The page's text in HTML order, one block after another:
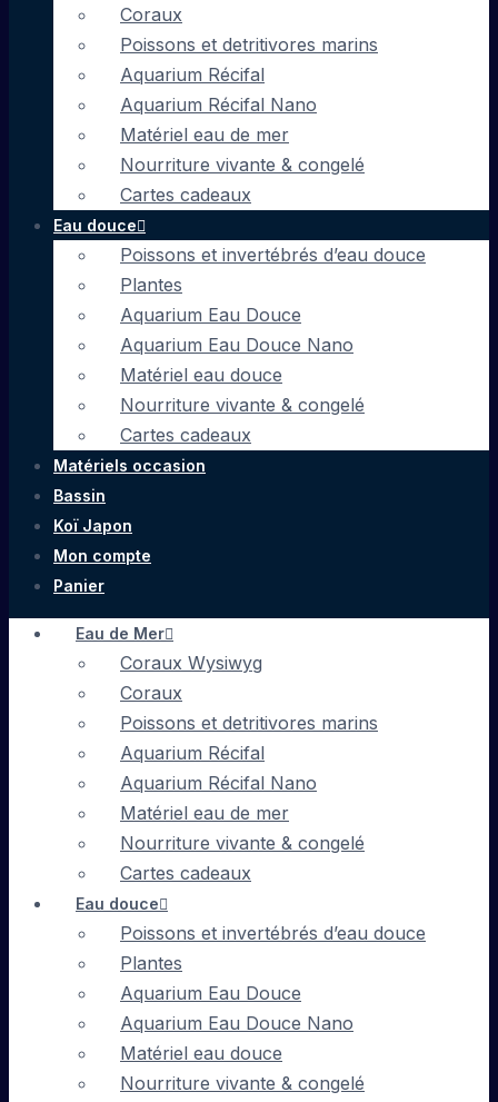
Coraux
Poissons et detritivores marins
Aquarium Récifal
Aquarium Récifal Nano
Matériel eau de mer
Nourriture vivante & congelé
Cartes cadeaux
Eau douce
Poissons et invertébrés d’eau douce
Plantes
Aquarium Eau Douce
Aquarium Eau Douce Nano
Matériel eau douce
Nourriture vivante & congelé
Cartes cadeaux
Matériels occasion
Bassin
Koï Japon
Mon compte
Panier
Eau de Mer
Coraux Wysiwyg
Coraux
Poissons et detritivores marins
Aquarium Récifal
Aquarium Récifal Nano
Matériel eau de mer
Nourriture vivante & congelé
Cartes cadeaux
Eau douce
Poissons et invertébrés d’eau douce
Plantes
Aquarium Eau Douce
Aquarium Eau Douce Nano
Matériel eau douce
Nourriture vivante & congelé